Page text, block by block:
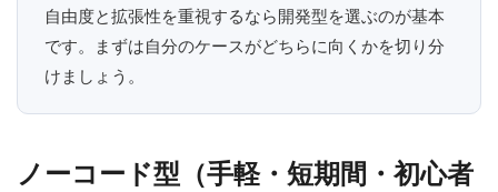
自由度と拡張性を重視するなら開発型を選ぶのが基本
です。まずは自分のケースがどちらに向くかを切り分
けましょう。
ノーコード型（手軽・短期間・初心者